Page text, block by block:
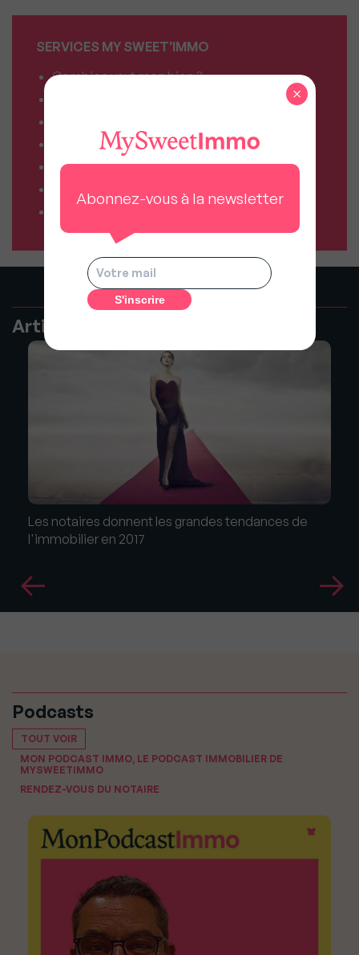
SERVICES MY SWEET'IMMO
Combien vaut mon bien ?
Comparateur de forfaits box Internet
Comparateur d’offres déménagement
Articles recommandés
Les notaires donnent les grandes tendances de
l'immobilier en 2017
Podcasts
TOUT VOIR
MON PODCAST IMMO, LE PODCAST IMMOBILIER DE
MYSWEETIMMO
RENDEZ-VOUS DU NOTAIRE
Abonnez-vous à la newsletter
×